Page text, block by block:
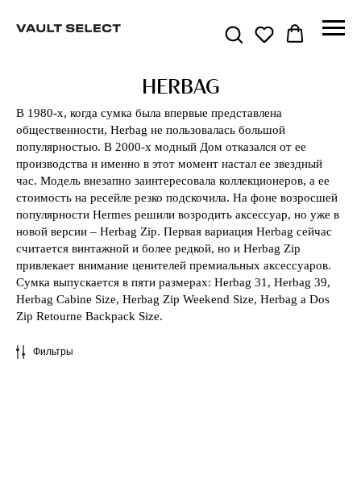
HERBAG
В 1980-х, когда сумка была впервые представлена
общественности, Herbag не пользовалась большой
популярностью. В 2000-х модный Дом отказался от ее
производства и именно в этот момент настал ее звездный
час. Модель внезапно заинтересовала коллекционеров, а ее
стоимость на ресейле резко подскочила. На фоне возросшей
популярности Hermes решили возродить аксессуар, но уже в
новой версии – Herbag Zip. Первая вариация Herbag сейчас
считается винтажной и более редкой, но и Herbag Zip
привлекает внимание ценителей премиальных аксессуаров.
Сумка выпускается в пяти размерах: Herbag 31, Herbag 39,
Herbag Cabine Size, Herbag Zip Weekend Size, Herbag a Dos
Zip Retourne Backpack Size.
Фильтры